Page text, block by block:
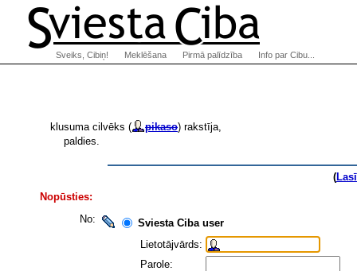
klusuma cilvēks ( pikaso) rakstīja,
paldies.
(
Nopūsties:
No:
Sviesta Ciba user
Lietotājvārds:
Parole:
Sveiks, Cibiņ! Meklēšana Pirmā palīdzība Info par Cibu...